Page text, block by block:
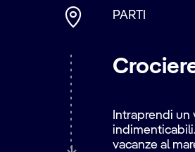
PARTI
Intraprendi
vacanze al